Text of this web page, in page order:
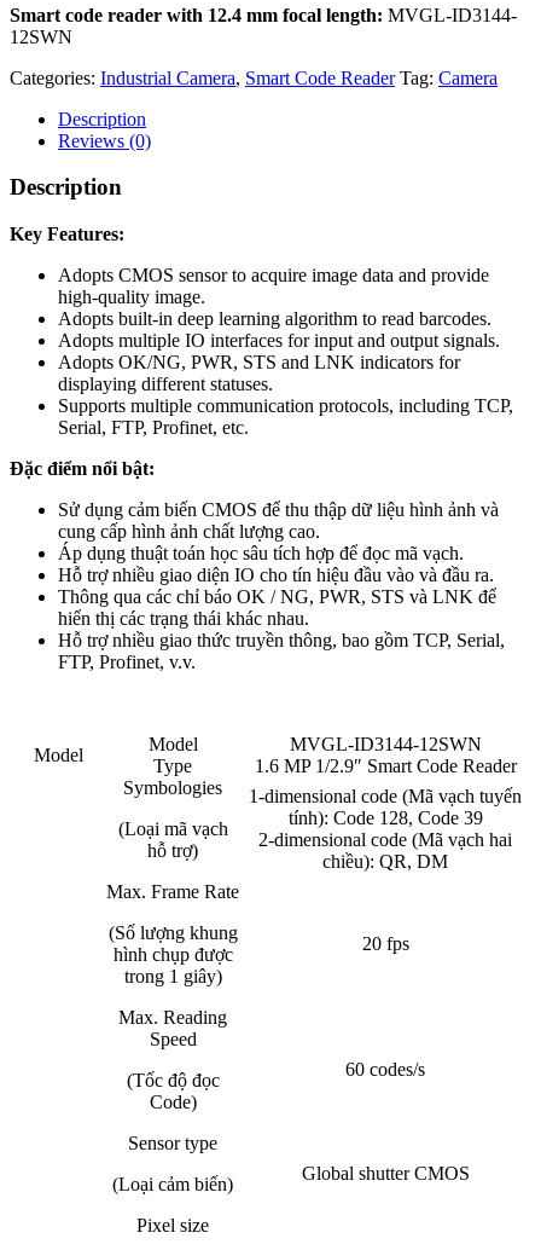
Smart code reader with 12.4 mm focal length: MVGL-ID3144-
12SWN
Categories: Industrial Camera, Smart Code Reader Tag: Camera
Description
Reviews (0)
Description
Key Features:
Adopts CMOS sensor to acquire image data and provide
high-quality image.
Adopts built-in deep learning algorithm to read barcodes.
Adopts multiple IO interfaces for input and output signals.
Adopts OK/NG, PWR, STS and LNK indicators for
displaying different statuses.
Supports multiple communication protocols, including TCP,
Serial, FTP, Profinet, etc.
Đặc điểm nổi bật:
Sử dụng cảm biến CMOS để thu thập dữ liệu hình ảnh và
cung cấp hình ảnh chất lượng cao.
Áp dụng thuật toán học sâu tích hợp để đọc mã vạch.
Hỗ trợ nhiều giao diện IO cho tín hiệu đầu vào và đầu ra.
Thông qua các chỉ báo OK / NG, PWR, STS và LNK để
hiển thị các trạng thái khác nhau.
Hỗ trợ nhiều giao thức truyền thông, bao gồm TCP, Serial,
FTP, Profinet, v.v.
Model
Model
MVGL-ID3144-12SWN
Type
1.6 MP 1/2.9″ Smart Code Reader
Symbologies
(Loại mã vạch
hỗ trợ)
1-dimensional code (Mã vạch tuyến
tính): Code 128, Code 39
2-dimensional code (Mã vạch hai
chiều): QR, DM
Max. Frame Rate
(Số lượng khung
hình chụp được
trong 1 giây)
20 fps
Max. Reading
Speed
(Tốc độ đọc
Code)
60 codes/s
Sensor type
(Loại cảm biến)
Global shutter CMOS
Pixel size